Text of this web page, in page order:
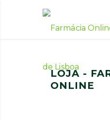
FARMÁCIA
LOJA -
ONLINE